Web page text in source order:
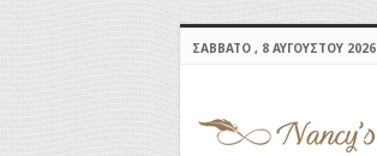
ΣΆΒΒΑΤΟ , 8 ΑΥΓΟΎΣΤΟΥ 2026